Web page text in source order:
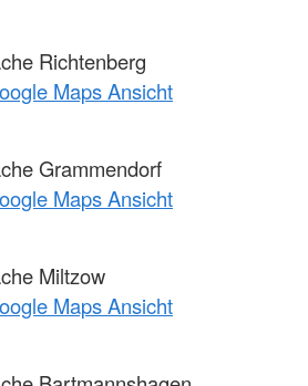
Richtenberg
Maps Ansicht
Grammendorf
Maps Ansicht
Miltzow
Maps Ansicht